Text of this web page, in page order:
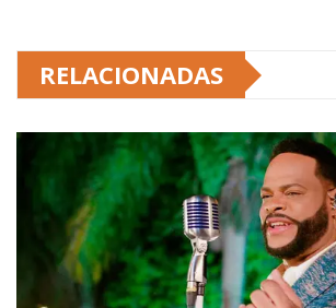
RELACIONADAS